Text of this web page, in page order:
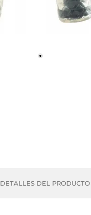
DETALLES DEL PRODUCTO